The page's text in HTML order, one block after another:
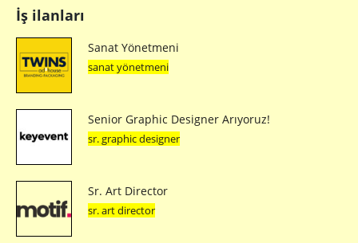
İş ilanları
Sanat Yönetmeni
sanat yönetmeni
Senior Graphic Designer Arıyoruz!
sr. graphic designer
Sr. Art Director
sr. art director